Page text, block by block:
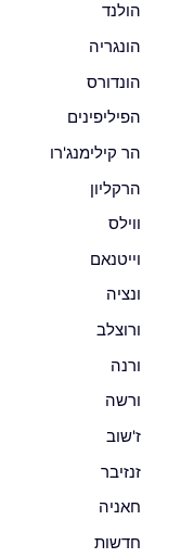
הולנד
הונגריה
הונדורס
הפיליפינים
הר קילימנג'רו
הרקליון
ווילס
וייטנאם
ונציה
ורוצלב
ורנה
ורשה
ז'שוב
זנזיבר
חאניה
חדשות